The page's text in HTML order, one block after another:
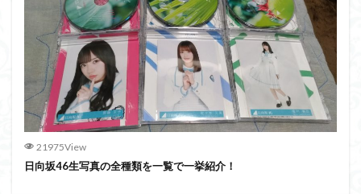
21975View
日向坂46生写真の全種類を一覧で一挙紹介！